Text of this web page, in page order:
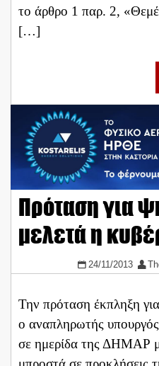
το άρθρο 1 παρ. 2,
[…]
Πρόταση για
μελετά η
24/11/2013
Την πρόταση έκπληξη
ο αναπληρωτής
σε ημερίδα της ΔΗΜΑΡ